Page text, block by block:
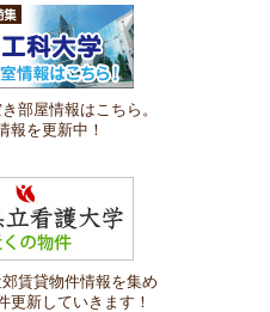
部屋情報はこちら。
報を更新中！
賃貸物件情報を集め
更新していきます！